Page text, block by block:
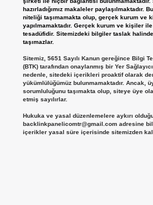
hazırladığımız makaleler paylaşılmaktadır.
niteliği taşımamakta olup, gerçek kurum ve
yapılmamaktadır. Gerçek kurum ve kişiler
tesadüfidir. Sitemizdeki bilgiler taslak
taşımazlar.
Sitemiz, 5651 Sayılı Kanun gereğince Bilgi
(BTK) tarafından onaylanmış bir Yer
nedenle, sitedeki içerikleri proaktif olarak
yükümlülüğümüz bulunmamaktadır. Ancak,
sorumluluğunu taşımakta olup, siteye üye
etmiş sayılırlar.
Hukuka ve yasal düzenlemelere aykırı
backlinkpanelicomtr@gmail.comadresine
içerikler yasal süre içerisinde sitemizden